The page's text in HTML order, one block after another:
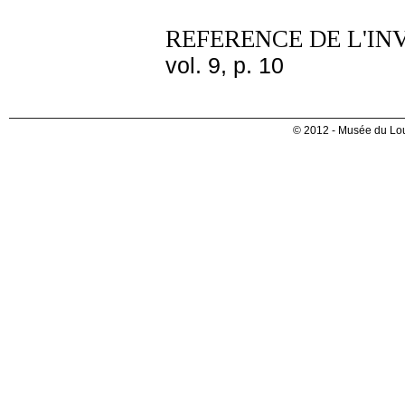
REFERENCE DE
vol. 9, p. 10
© 2012 - Musée du